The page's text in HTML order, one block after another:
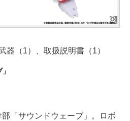
器（1）、取扱説明書（1）
「サウンドウェーブ」。ロボ